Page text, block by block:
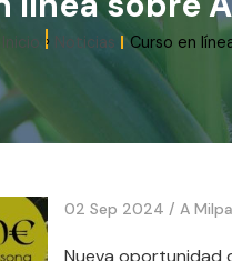
Inicio Noticias Curso en
02 Sep 2024 / A
Nueva oportunidad